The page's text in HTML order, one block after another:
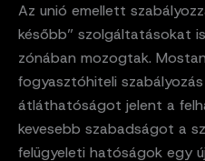
Az unió emellett
később” szolgáltatásokat
zónában mozogtak.
fogyasztóhiteli
átláthatóságot jelent a
kevesebb szabadságot a
felügyeleti hatóságok egy